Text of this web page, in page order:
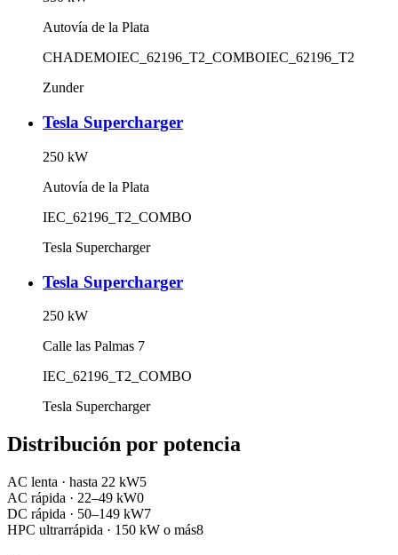
Autovía de la Plata
CHADEMOIEC_62196_T2_COMBOIEC_62196_T2
Zunder
Tesla Supercharger
250 kW
Autovía de la Plata
IEC_62196_T2_COMBO
Tesla Supercharger
Tesla Supercharger
250 kW
Calle las Palmas 7
IEC_62196_T2_COMBO
Tesla Supercharger
Distribución por potencia
AC lenta · hasta 22 kW5
AC rápida · 22–49 kW0
DC rápida · 50–149 kW7
HPC ultrarrápida · 150 kW o más8